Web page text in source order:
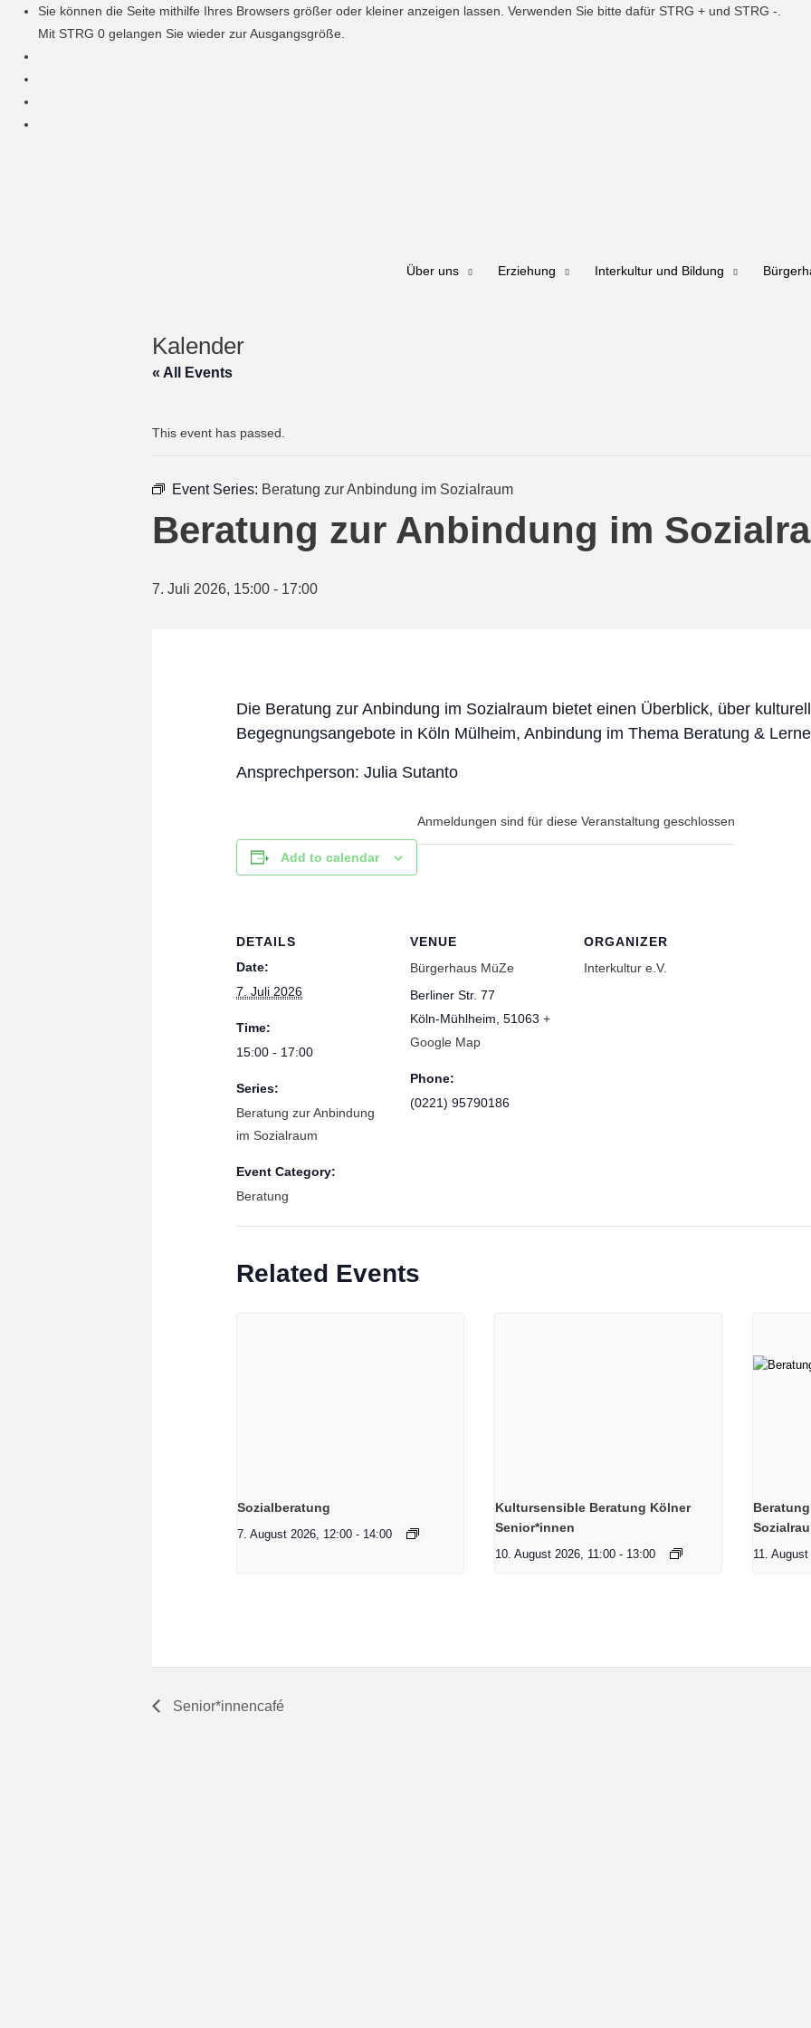
Sie können die Seite mithilfe Ihres Browsers größer oder kleiner anzeigen lassen. Verwenden Sie bitte dafür STRG + und STRG -.
Mit STRG 0 gelangen Sie wieder zur Ausgangsgröße.
Über uns Erziehung Interkultur und Bildung
Kalender
« All Events
This event has passed.
Event Series: Beratung zur Anbindung im Sozialraum
Beratung zur Anbindung im
7. Juli 2026, 15:00 - 17:00
Die Beratung zur Anbindung im Sozialraum bietet einen Überblick, über
Begegnungsangebote in Köln Mülheim, Anbindung im Thema Beratung &
Ansprechperson: Julia Sutanto
Add to calendar
DETAILS
Date:
7. Juli 2026
Time:
15:00 - 17:00
Series:
Beratung zur Anbindung
im Sozialraum
Event Category:
Beratung
VENUE
Bürgerhaus MüZe
Berliner Str. 77
Köln-Mühlheim 51063 +
Google Map
Phone:
(0221) 95790186
ORGANIZER
Interkultur e.V.
Anmeldungen sind für diese Veranstaltung geschlossen
Related Events
Sozialberatung
7. August 2026, 12:00 - 14:00
Kultursensible Beratung Kölner
Senior*innen
10. August 2026, 11:00 - 13:00 11.
Senior*innencafé